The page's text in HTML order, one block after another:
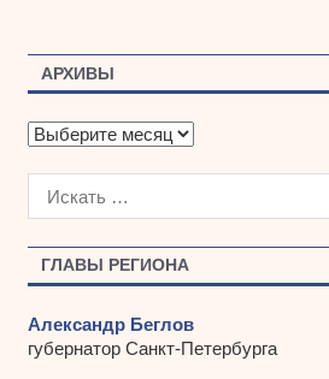
ГЛАВЫ РЕГИОНА
Александр Беглов
губернатор Санкт-Петербурга
АРХИВЫ
А
х
ы